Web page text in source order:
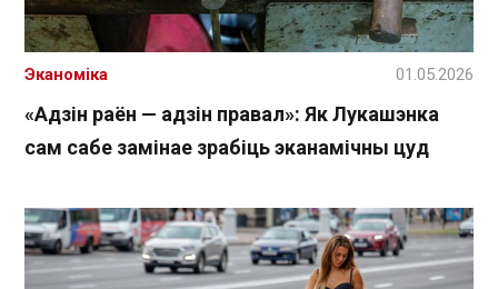
«Адзін раён — адзін правал»: Як Лукашэнка
сам сабе замінае зрабіць эканамічны цуд
Эканоміка 01.05.2026